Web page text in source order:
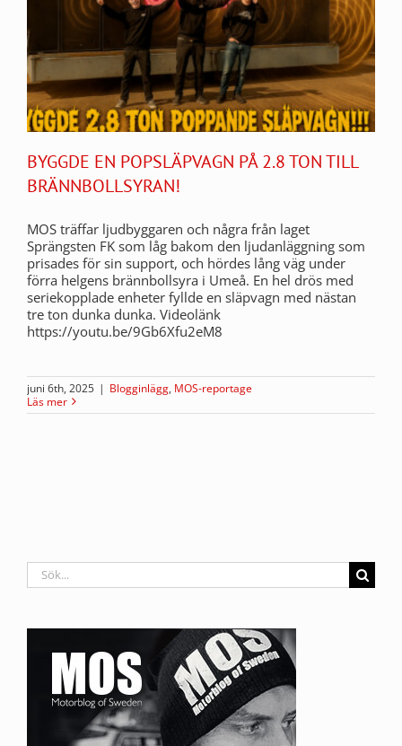
BYGGDE EN POPSLÄPVAGN PÅ 2.8 TON TILL
BRÄNNBOLLSYRAN!
MOS träffar ljudbyggaren och några från laget
Sprängsten FK som låg bakom den ljudanläggning som
prisades för sin support, och hördes lång väg under
förra helgens brännbollsyra i Umeå. En hel drös med
seriekopplade enheter fyllde en släpvagn med nästan
tre ton dunka dunka. Videolänk
https://youtu.be/9Gb6Xfu2eM8
juni 6th, 2025 | Blogginlägg, MOS-reportage
Läs mer
Sök
efter: